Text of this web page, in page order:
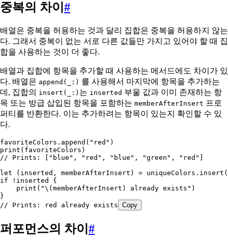
중복의 차이 #
배열은 중복을 허용하는 것과 달리 집합은 중복을 허용하지 않는
다. 그래서 중복이 없는 서로 다른 값들만 가지고 있어야 할 때 집
합을 사용하는 것이 더 좋다.
배열과 집합에 항목을 추가할 때 사용하는 메서드에도 차이가 있
다. 배열은 append(_:) 를 사용해서 마지막에 항목을 추가하는
데, 집합의 insert(_:) 는 inserted 부울 값과 이미 존재하는 항
목 또는 방급 삽입된 항목을 포함하는 memberAfterInsert 프로
퍼티를 반환한다. 이는 추가하려는 항목이 있는지 확인할 수 있
다.
favoriteColors. append ( "red" )
print (favoriteColors)
// Prints: ["blue", "red", "blue", "green", "red"]
let (inserted, memberAfterInsert) = uniqueColors. insert (
if !inserted {
    print
( "\( memberAfterInsert ) already exists" )
}
// Prints: red already exists Copy
퍼포먼스의 차이 #